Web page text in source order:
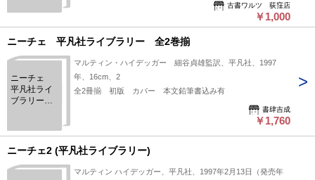
（2017年
版）
古書ワルツ 荻窪店
￥1,000
ニーチェ 平凡社ライブラリー 全2巻揃
ニーチェ
平凡社ライ
ブラリー
マルティン・ハイデッガー 細谷貞雄監訳、平凡社、1997
年、16cm、2
全2冊揃 初版 カバー 本文鉛筆書込み有
書肆吉成
￥1,760
ニーチェ2 (平凡社ライブラリー)
マルティン ハイデッガー、平凡社、1997年2月13日（発売年